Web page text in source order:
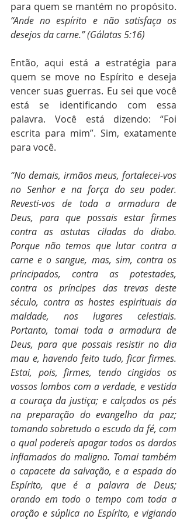
“Ande no espírito e não satisfaça os
desejos da carne.” (Gálatas 5:16)
Então, aqui está a estratégia para
quem se move no Espírito e deseja
vencer suas guerras. Eu sei que você
está se identificando com essa
palavra. Você está dizendo: “Foi
escrita para mim”. Sim, exatamente
para você.
“No demais, irmãos meus, fortalecei-vos
no Senhor e na força do seu poder.
Revesti-vos de toda a armadura de
Deus, para que possais estar firmes
contra as astutas ciladas do diabo.
Porque não temos que lutar contra a
carne e o sangue, mas, sim, contra os
principados, contra as potestades,
contra os príncipes das trevas deste
século, contra as hostes espirituais da
maldade, nos lugares celestiais.
Portanto, tomai toda a armadura de
Deus, para que possais resistir no dia
mau e, havendo feito tudo, ficar firmes.
Estai, pois, firmes, tendo cingidos os
vossos lombos com a verdade, e vestida
a couraça da justiça; e calçados os pés
na preparação do evangelho da paz;
tomando sobretudo o escudo da fé, com
o qual podereis apagar todos os dardos
inflamados do maligno. Tomai também
o capacete da salvação, e a espada do
Espírito, que é a palavra de Deus;
orando em todo o tempo com toda a
oração e súplica no Espírito, e vigiando